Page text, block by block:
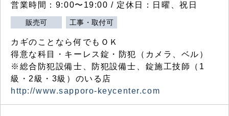
営業時間：9:00〜19:00 / 定休日：日曜、祝日
販売可 工事・取付可
カギのことなら何でもＯＫ
得意な科目・キーレス錠・防犯（カメラ、ベル）
※総合防犯設備士、防犯設備士、錠施工技師（1
級・2級・3級）のいる店
http://www.sapporo-keycenter.com